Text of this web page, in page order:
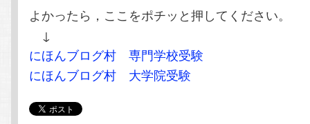
よかったら，ここをポチッと押してください。
↓
にほんブログ村 専門学校受験
にほんブログ村 大学院受験